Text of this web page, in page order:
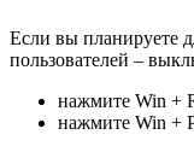
Если вы планируете
пользователей –
нажмите Win +
нажмите Win +